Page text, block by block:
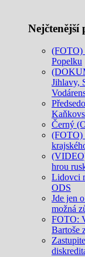
Nejčtenější
(FOTO)
Popelku
Jihlavy,
Černý
(FOTO)
hrou
Lidovci
ODS
Jde jen
možná
FOTO:
Bartoše